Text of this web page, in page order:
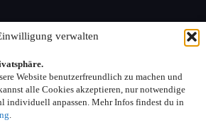
verwalten
Website benutzerfreundlich zu machen und
alle Cookies akzeptieren, nur notwendige
individuell anpassen. Mehr Infos findest du in
.
Information
Sitemap
FAQ